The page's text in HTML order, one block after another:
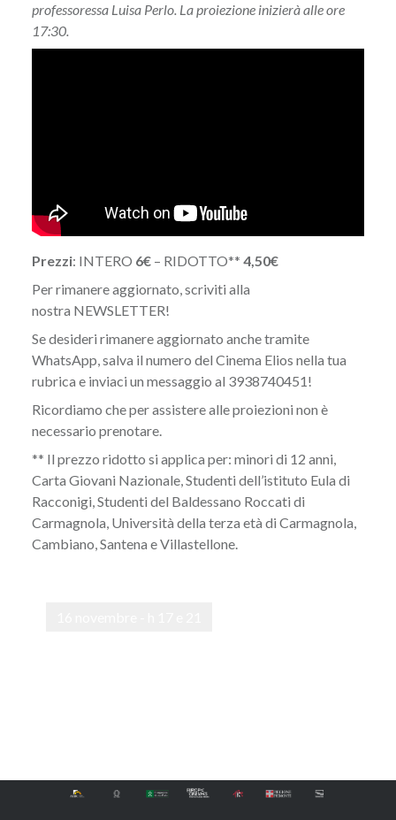
professoressa Luisa Perlo. La proiezione inizierà alle ore
17:30.
Prezzi: INTERO 6€– RIDOTTO** 4,50€
Per rimanere aggiornato, scriviti alla
nostra NEWSLETTER!
Se desideri rimanere aggiornato anche tramite
WhatsApp, salva il numero del Cinema Elios nella tua
rubrica e inviaci un messaggio al 3938740451!
Ricordiamo che per assistere alle proiezioni non è
necessario prenotare.
** Il prezzo ridotto si applica per: minori di 12 anni,
Carta Giovani Nazionale, Studenti dell’istituto Eula di
Racconigi, Studenti del Baldessano Roccati di
Carmagnola, Università della terza età di Carmagnola,
Cambiano, Santena e Villastellone.
Navigazione